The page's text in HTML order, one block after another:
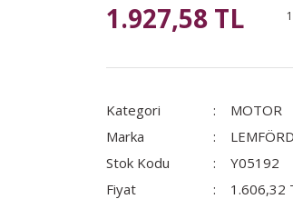
1.927,58 TL
Kategori
MOTOR
Marka
Stok Kodu
Y05192
Fiyat
1.606,32